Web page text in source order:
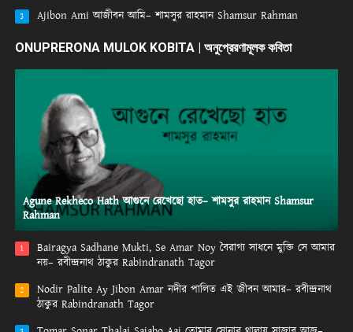
3 Ajibon Ami আজীবন আমি– শামসুর রাহমান Shamsur Rahman
ONUPRERONA MULOK KOBITA | অনুপ্রেরণামূলক কবিতা
Agune Rekheco Hath আগুনে রেখেছো হাত– শামসুর রাহমান Shamsur
Rahman
1
Bairagya Sadhane Mukti, Se Amar Noy বৈরাগ্য সাধনে মুক্তি সে আমার
নয়– রবীন্দ্রনাথ ঠাকুর Rabindranath Tagor
2
Nodir Palite Ay Jibon Amar নদীর পালিত এই জীবন আমার– রবীন্দ্রনাথ
ঠাকুর Rabindranath Tagor